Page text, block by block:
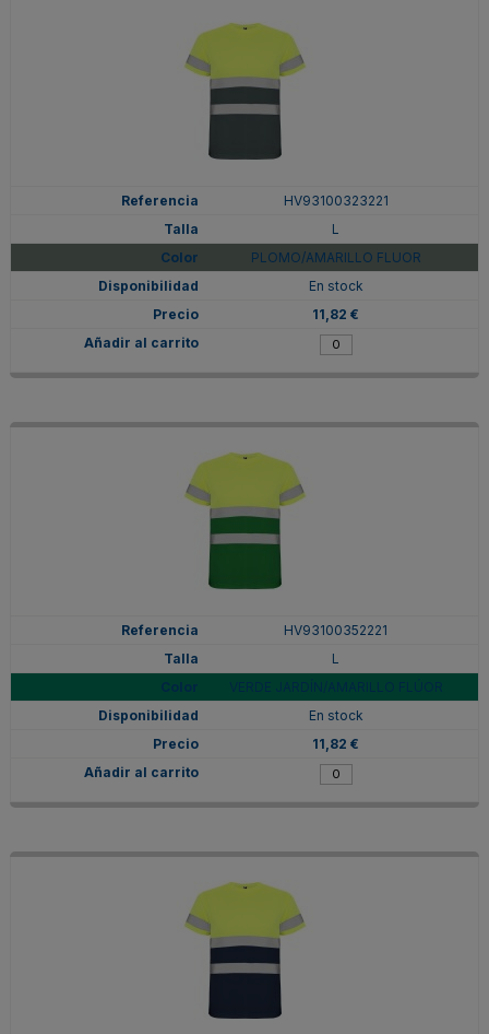
HV93100323221
L
PLOMO/AMARILLO FLUOR
En stock
11,82 €
HV93100352221
L
En stock
11,82 €